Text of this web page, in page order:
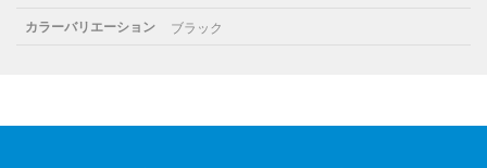
カラーバリエーション ブラック